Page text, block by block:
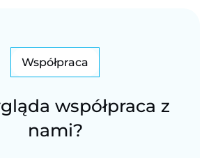
Współpraca
współpraca z
nami?